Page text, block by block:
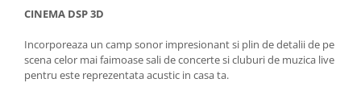
CINEMA DSP 3D
Incorporeaza un camp sonor impresionant si plin de detalii de pe
scena celor mai faimoase sali de concerte si cluburi de muzica live
pentru este reprezentata acustic in casa ta.